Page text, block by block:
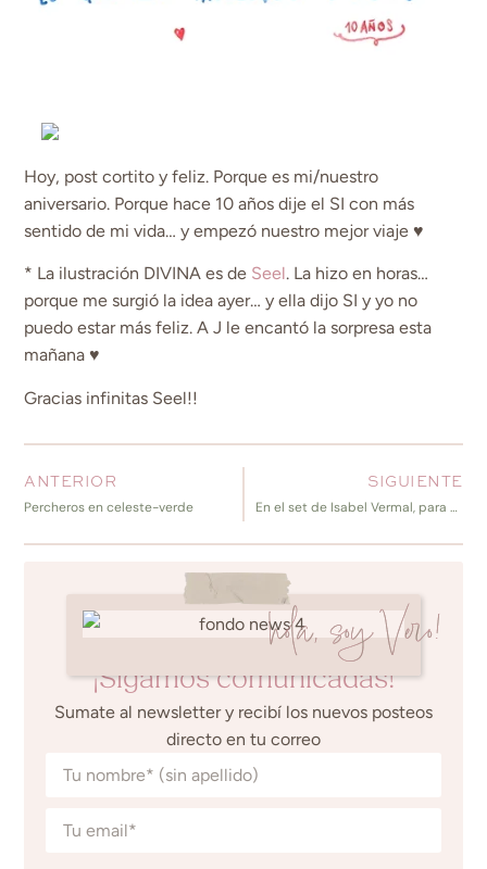
Hoy, post cortito y feliz. Porque es mi/nuestro
aniversario. Porque hace 10 años dije el SI con más
sentido de mi vida… y empezó nuestro mejor viaje ♥
* La ilustración DIVINA es de Seel. La hizo en horas…
porque me surgió la idea ayer… y ella dijo SI y yo no
puedo estar más feliz. A J le encantó la sorpresa esta
mañana ♥
Gracias infinitas Seel!!
ANTERIOR
Percheros en celeste-verde
SIGUIENTE
En el set de Isabel Vermal, para El Gourmet
hola, soy Vero!
¡Sigamos comunicadas!
Sumate al newsletter y recibí los nuevos posteos
directo en tu correo